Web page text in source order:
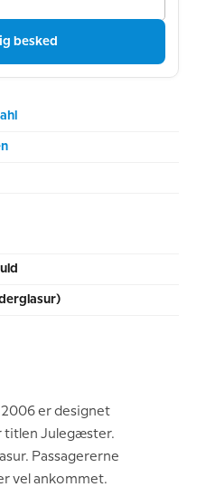
besked
2006 er designet
titlen Julegæster.
Passagererne
vel ankommet.